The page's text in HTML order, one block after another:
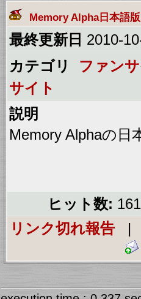
Memory Alpha日本語版
最終更新日 2010-
カテゴリ
ファン
サイト
説明
Memory Alphaの日
ヒット数:
リンク切れ報告